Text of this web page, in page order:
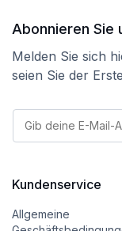
Abonnieren
Melden Sie sich
seien Sie der
a
E
M
a
E
M
lKundenservice
Allgemeine